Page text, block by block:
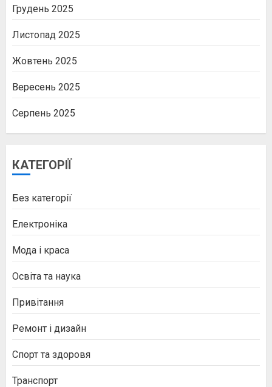
Грудень 2025
Листопад 2025
Жовтень 2025
Вересень 2025
Серпень 2025
КАТЕГОРІЇ
Без категорії
Електроніка
Мода і краса
Освіта та наука
Привітання
Ремонт і дизайн
Спорт та здоровя
Транспорт